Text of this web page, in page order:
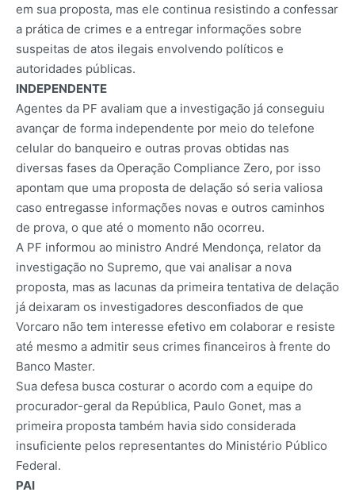
em sua proposta, mas ele continua resistindo a confessar
a prática de crimes e a entregar informações sobre
suspeitas de atos ilegais envolvendo políticos e
autoridades públicas.
INDEPENDENTE
Agentes da PF avaliam que a investigação já conseguiu
avançar de forma independente por meio do telefone
celular do banqueiro e outras provas obtidas nas
diversas fases da Operação Compliance Zero, por isso
apontam que uma proposta de delação só seria valiosa
caso entregasse informações novas e outros caminhos
de prova, o que até o momento não ocorreu.
A PF informou ao ministro André Mendonça, relator da
investigação no Supremo, que vai analisar a nova
proposta, mas as lacunas da primeira tentativa de delação
já deixaram os investigadores desconfiados de que
Vorcaro não tem interesse efetivo em colaborar e resiste
até mesmo a admitir seus crimes financeiros à frente do
Banco Master.
Sua defesa busca costurar o acordo com a equipe do
procurador-geral da República, Paulo Gonet, mas a
primeira proposta também havia sido considerada
insuficiente pelos representantes do Ministério Público
Federal.
PAI